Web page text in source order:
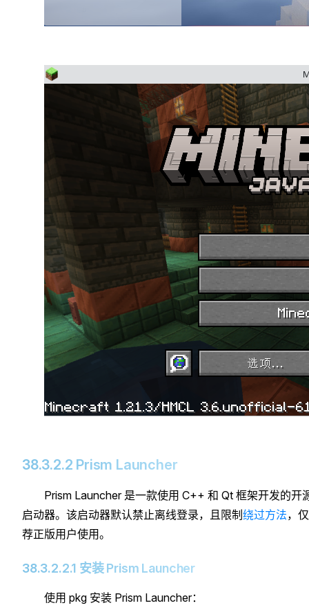
38.3.2.2 Prism Launcher
Prism Launcher 是一款使用 C++ 和 Qt 框架开发的开
启动器。该启动器默认禁止离线登录，且限制绕过方法，
荐正版用户使用。
38.3.2.2.1 安装 Prism Launcher
使用 pkg 安装 Prism Launcher：